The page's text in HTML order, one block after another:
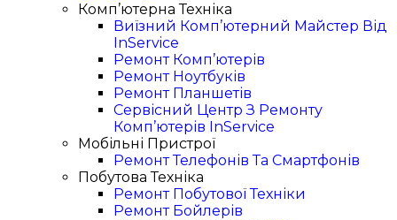
Комп’ютерна Техніка
Виїзний Комп’ютерний Майстер Від
InService
Ремонт Комп’ютерів
Ремонт Ноутбуків
Ремонт Планшетів
Сервісний Центр З Ремонту
Комп’ютерів InService
Мобільні Пристрої
Ремонт Телефонів Та Смартфонів
Побутова Техніка
Ремонт Побутової Техніки
Ремонт Бойлерів